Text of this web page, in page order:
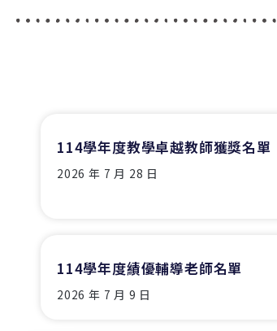
114學年度教學卓越教師獲獎名單
2026 年 7 月 28 日
114學年度績優輔導老師名單
2026 年 7 月 9 日